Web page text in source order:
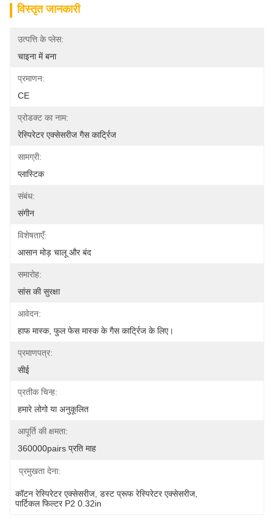
विस्तृत जानकारी
उत्पत्ति के प्लेस:
चाइना में बना
प्रमाणन:
CE
प्रोडक्ट का नाम:
रेस्पिरेटर एक्सेसरीज गैस कार्ट्रिज
सामग्री:
प्लास्टिक
संबंध:
संगीन
विशेषताएँ:
आसान मोड़ चालू और बंद
समारोह:
सांस की सुरक्षा
आवेदन:
हाफ मास्क, फुल फेस मास्क के गैस कार्ट्रिज के लिए।
प्रमाणपत्र:
सीई
प्रतीक चिन्ह:
हमारे लोगो या अनुकूलित
आपूर्ति की क्षमता:
360000pairs प्रति माह
प्रमुखता देना:
कॉटन रेस्पिरेटर एक्सेसरीज डस्ट प्रूफ रेस्पिरेटर एक्सेसरीज
पार्टिकल फिल्टर P2 0.32in